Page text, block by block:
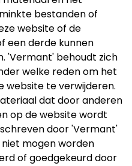
bestanden of
website of de
een derde kunnen
'Vermant' behoudt zich
welke reden om het
website te verwijderen.
dat door anderen
op de website wordt
door 'Vermant'
mogen worden
of goedgekeurd door